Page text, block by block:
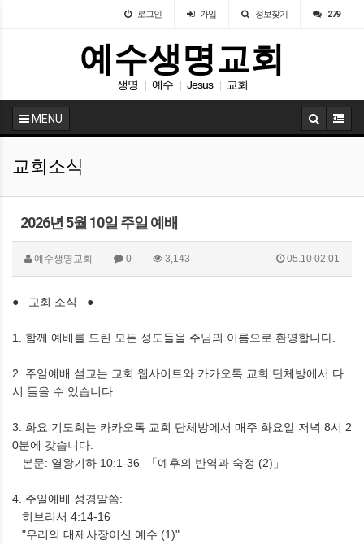
로그인 가입 정보찾기 279
예수생명교회
생명 예수 Jesus 교회
MENU
교회소식
2026년 5월 10일 주일 예배
예수생명교회 0 3,143 05.10 02:01
● 교회 소식 ●
1. 함께 예배를 드린 모든 성도들을 주님의 이름으로 환영합니다.
2. 주일예배 설교는 교회 웹사이트와 카카오톡 교회 단체방에서 다
시 들을 수 있습니다.
3. 화요 기도회는 카카오톡 교회 단체방에서 매주 화요일 저녁 8시 2
0분에 갖습니다.
본문: 열왕기하 10:1-36 「예후의 반역과 숙정 (2)」
4. 주일예배 성경말씀:
히브리서 4:14-16
"우리의 대제사장이신 예수 (1)"